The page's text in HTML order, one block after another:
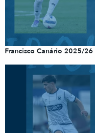
Francisco Canário 2025/26